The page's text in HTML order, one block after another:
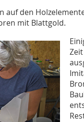
auf den
mit Blattgold.